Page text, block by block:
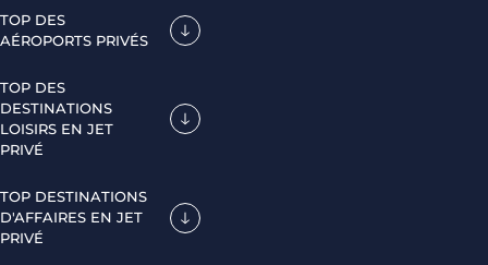
TOP DES
AÉROPORTS PRIVÉS
TOP DES
DESTINATIONS
LOISIRS EN JET
PRIVÉ
TOP DESTINATIONS
D'AFFAIRES EN JET
PRIVÉ